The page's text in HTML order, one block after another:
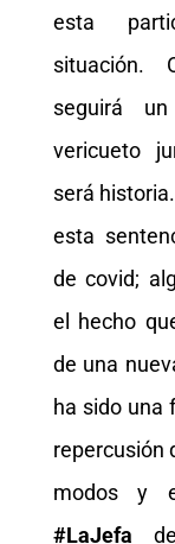
esta
situación.
seguirá
vericueto
será
esta
de covid;
el hecho
de una
ha sido una
repercusión
modos y
#LaJefa